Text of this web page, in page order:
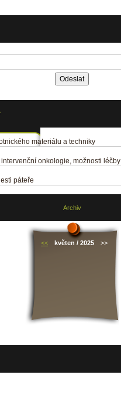
materiálu a techniky
onkologie, možnosti léčby
páteře
Archiv
<< květen / 2025 >>